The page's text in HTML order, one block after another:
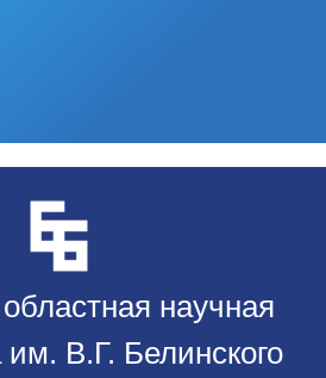
научная
им. В.Г. Белинского